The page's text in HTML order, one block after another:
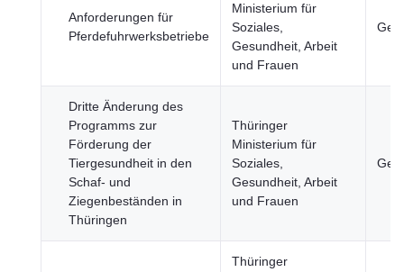
Anforderungen für
Pferdefuhrwerksbetriebe
Ministerium für
Soziales,
Gesundheit, Arbeit
und Frauen
Dritte Änderung des
Programms zur
Förderung der
Tiergesundheit in den
Schaf- und
Ziegenbeständen in
Thüringen
Thüringer
Ministerium für
Soziales,
Gesundheit, Arbeit
und Frauen
Thüringer